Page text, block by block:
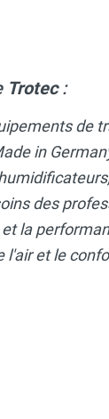
Trotec:
de
in
des
la
et le